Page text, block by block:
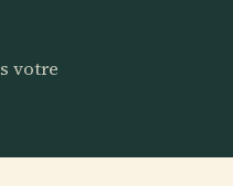
votre